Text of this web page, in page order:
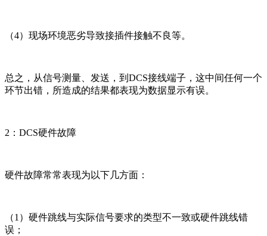
（4）现场环境恶劣导致接插件接触不良等。
总之，从信号测量、发送，到DCS接线端子，这中间任何一个
环节出错，所造成的结果都表现为数据显示有误。
2：DCS硬件故障
硬件故障常常表现为以下几方面：
（1）硬件跳线与实际信号要求的类型不一致或硬件跳线错
误；